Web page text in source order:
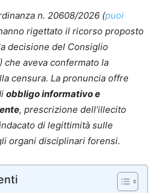
n. 20608/2026 (puoi
rigettato il ricorso proposto
decisione del Consiglio
che aveva confermato la
censura. La pronuncia offre
obbligo informativo e
, prescrizione dell’illecito
di legittimità sulle
organi disciplinari forensi.